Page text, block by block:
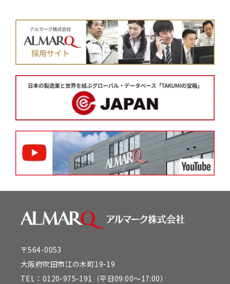
〒564-0053
大阪府吹田市江の木町19-19
TEL： 0120-975-191 （平日09:00～17:00）